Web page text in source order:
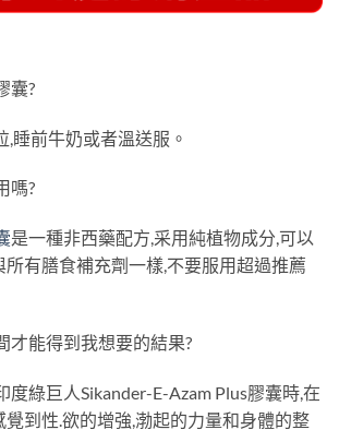
囊?
,睡前牛奶或者溫送服。
嗎?
是一種非西藥配方,采用純植物成分,可以
有膳食補充劑一樣,不要服用超過推薦
才能得到我想要的結果?
度綠巨人Sikander-E-Azam Plus膠囊時,在
到性.欲的增強,渤起的力量和身體的整